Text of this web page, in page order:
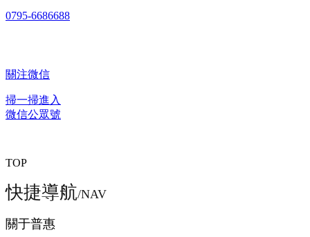
0795-6686688
關注微信
掃一掃進入
微信公眾號
TOP
快捷導航/NAV
關于普惠